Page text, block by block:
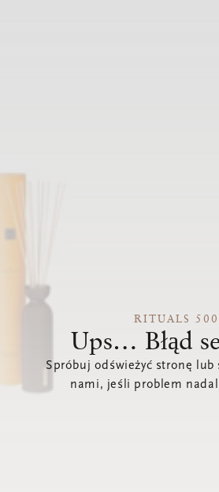
RITUALS 500
Ups… Błąd
Spróbuj odświeżyć stronę lub
nami, jeśli problem